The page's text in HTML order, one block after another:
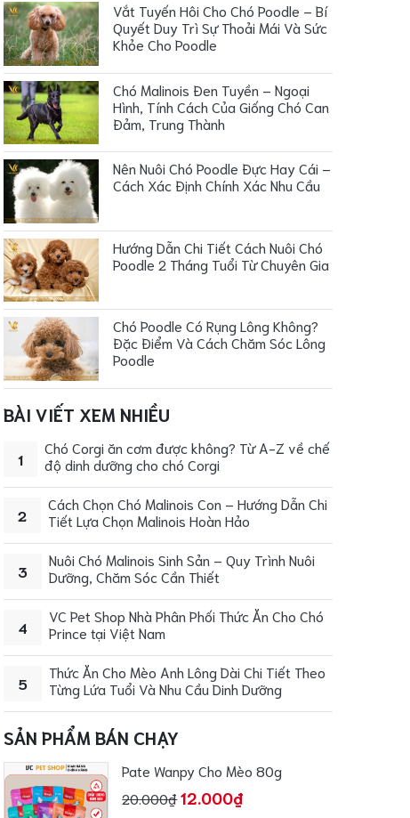
Vắt Tuyến Hôi Cho Chó Poodle – Bí
Quyết Duy Trì Sự Thoải Mái Và Sức
Khỏe Cho Poodle
Chó Malinois Đen Tuyền – Ngoại
Hình, Tính Cách Của Giống Chó Can
Đảm, Trung Thành
Nên Nuôi Chó Poodle Đực Hay Cái –
Cách Xác Định Chính Xác Nhu Cầu
Hướng Dẫn Chi Tiết Cách Nuôi Chó
Poodle 2 Tháng Tuổi Từ Chuyên Gia
Chó Poodle Có Rụng Lông Không?
Đặc Điểm Và Cách Chăm Sóc Lông
Poodle
BÀI VIẾT XEM NHIỀU
1
Chó Corgi ăn cơm được không? Từ A-Z về chế
độ dinh dưỡng cho chó Corgi
2
Cách Chọn Chó Malinois Con – Hướng Dẫn Chi
Tiết Lựa Chọn Malinois Hoàn Hảo
3
Nuôi Chó Malinois Sinh Sản – Quy Trình Nuôi
Dưỡng, Chăm Sóc Cần Thiết
4
VC Pet Shop Nhà Phân Phối Thức Ăn Cho Chó
Prince tại Việt Nam
5
Thức Ăn Cho Mèo Anh Lông Dài Chi Tiết Theo
Từng Lứa Tuổi Và Nhu Cầu Dinh Dưỡng
SẢN PHẨM BÁN CHẠY
Pate Wanpy Cho Mèo 80g
20.000₫12.000₫